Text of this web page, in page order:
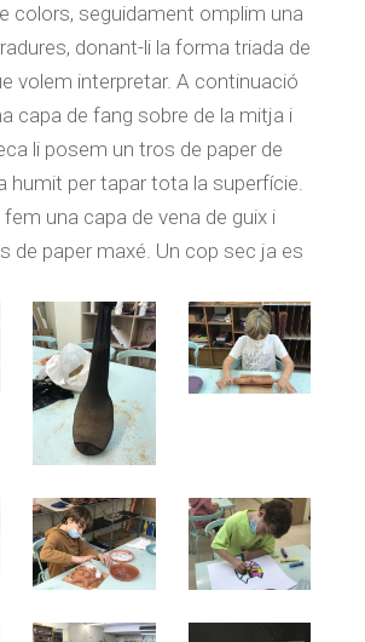
colors, seguidament omplim una
donant-li la forma triada de
volem interpretar. A continuació
capa de fang sobre de la mitja i
li posem un tros de paper de
humit per tapar tota la superfície.
una capa de vena de guix i
de paper maxé. Un cop sec ja es